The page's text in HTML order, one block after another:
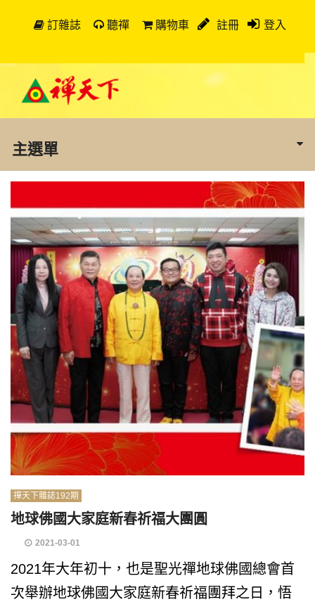
訂雜誌 聽禪 購物車 註冊 登入
主選單
禪天下雜誌192期
地球佛國大家庭新春祈福大團圓
2021-03-01
2021年大年初十，也是聖光禪地球佛國總會首
次舉辦地球佛國大家庭新春祈福團拜之日，悟